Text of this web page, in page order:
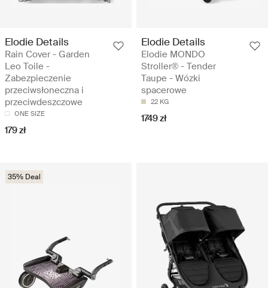
Elodie Details
Rain Cover - Garden
Leo Toile -
Zabezpieczenie
przeciwsłoneczna i
przeciwdeszczowe
ONE SIZE
179 zł
Elodie Details
Elodie MONDO
Stroller® - Tender
Taupe - Wózki
spacerowe
22 KG
1749 zł
35% Deal